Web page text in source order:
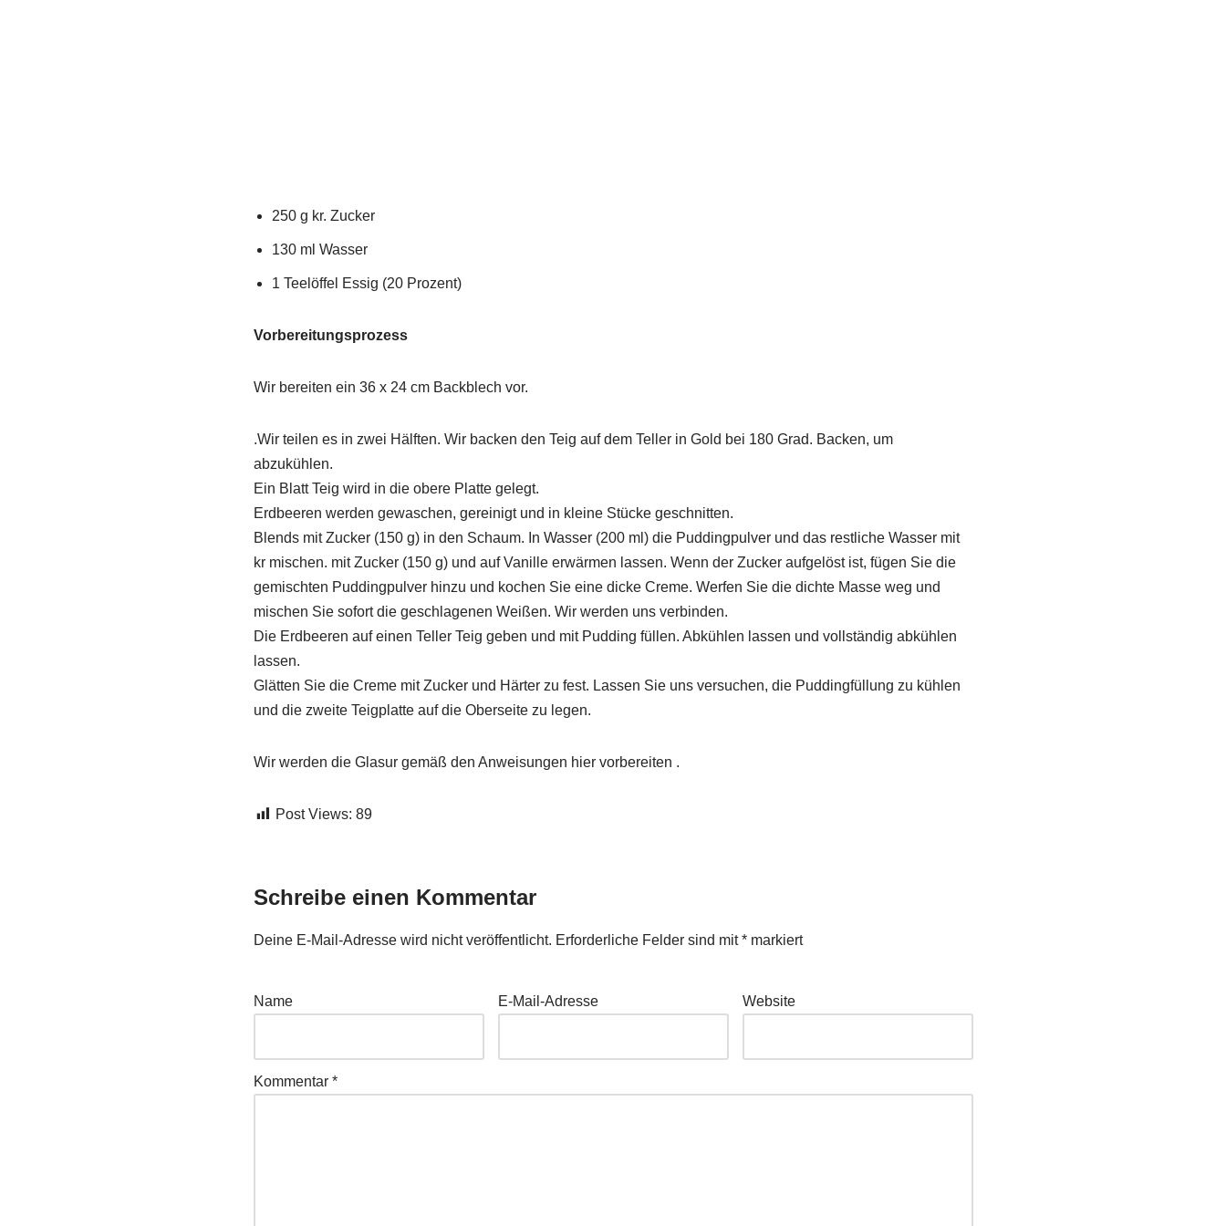
250 g kr. Zucker
130 ml Wasser
1 Teelöffel Essig (20 Prozent)
Vorbereitungsprozess
Wir bereiten ein 36 x 24 cm Backblech vor.
.Wir teilen es in zwei Hälften. Wir backen den Teig auf dem Teller in Gold bei 180 Grad. Backen, um
abzukühlen.
Ein Blatt Teig wird in die obere Platte gelegt.
Erdbeeren werden gewaschen, gereinigt und in kleine Stücke geschnitten.
Blends mit Zucker (150 g) in den Schaum. In Wasser (200 ml) die Puddingpulver und das restliche Wasser mit
kr mischen. mit Zucker (150 g) und auf Vanille erwärmen lassen. Wenn der Zucker aufgelöst ist, fügen Sie die
gemischten Puddingpulver hinzu und kochen Sie eine dicke Creme. Werfen Sie die dichte Masse weg und
mischen Sie sofort die geschlagenen Weißen. Wir werden uns verbinden.
Die Erdbeeren auf einen Teller Teig geben und mit Pudding füllen. Abkühlen lassen und vollständig abkühlen
lassen.
Glätten Sie die Creme mit Zucker und Härter zu fest. Lassen Sie uns versuchen, die Puddingfüllung zu kühlen
und die zweite Teigplatte auf die Oberseite zu legen.
Wir werden die Glasur gemäß den Anweisungen hier vorbereiten .
Post Views: 89
Schreibe einen Kommentar
Deine E-Mail-Adresse wird nicht veröffentlicht. Erforderliche Felder sind mit*markiert
Name E-Mail-Adresse Website
Kommentar *